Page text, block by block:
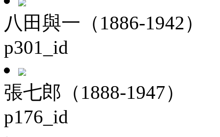
八田與一（1886-1942）
p301_id
張七郎（1888-1947）
p176_id